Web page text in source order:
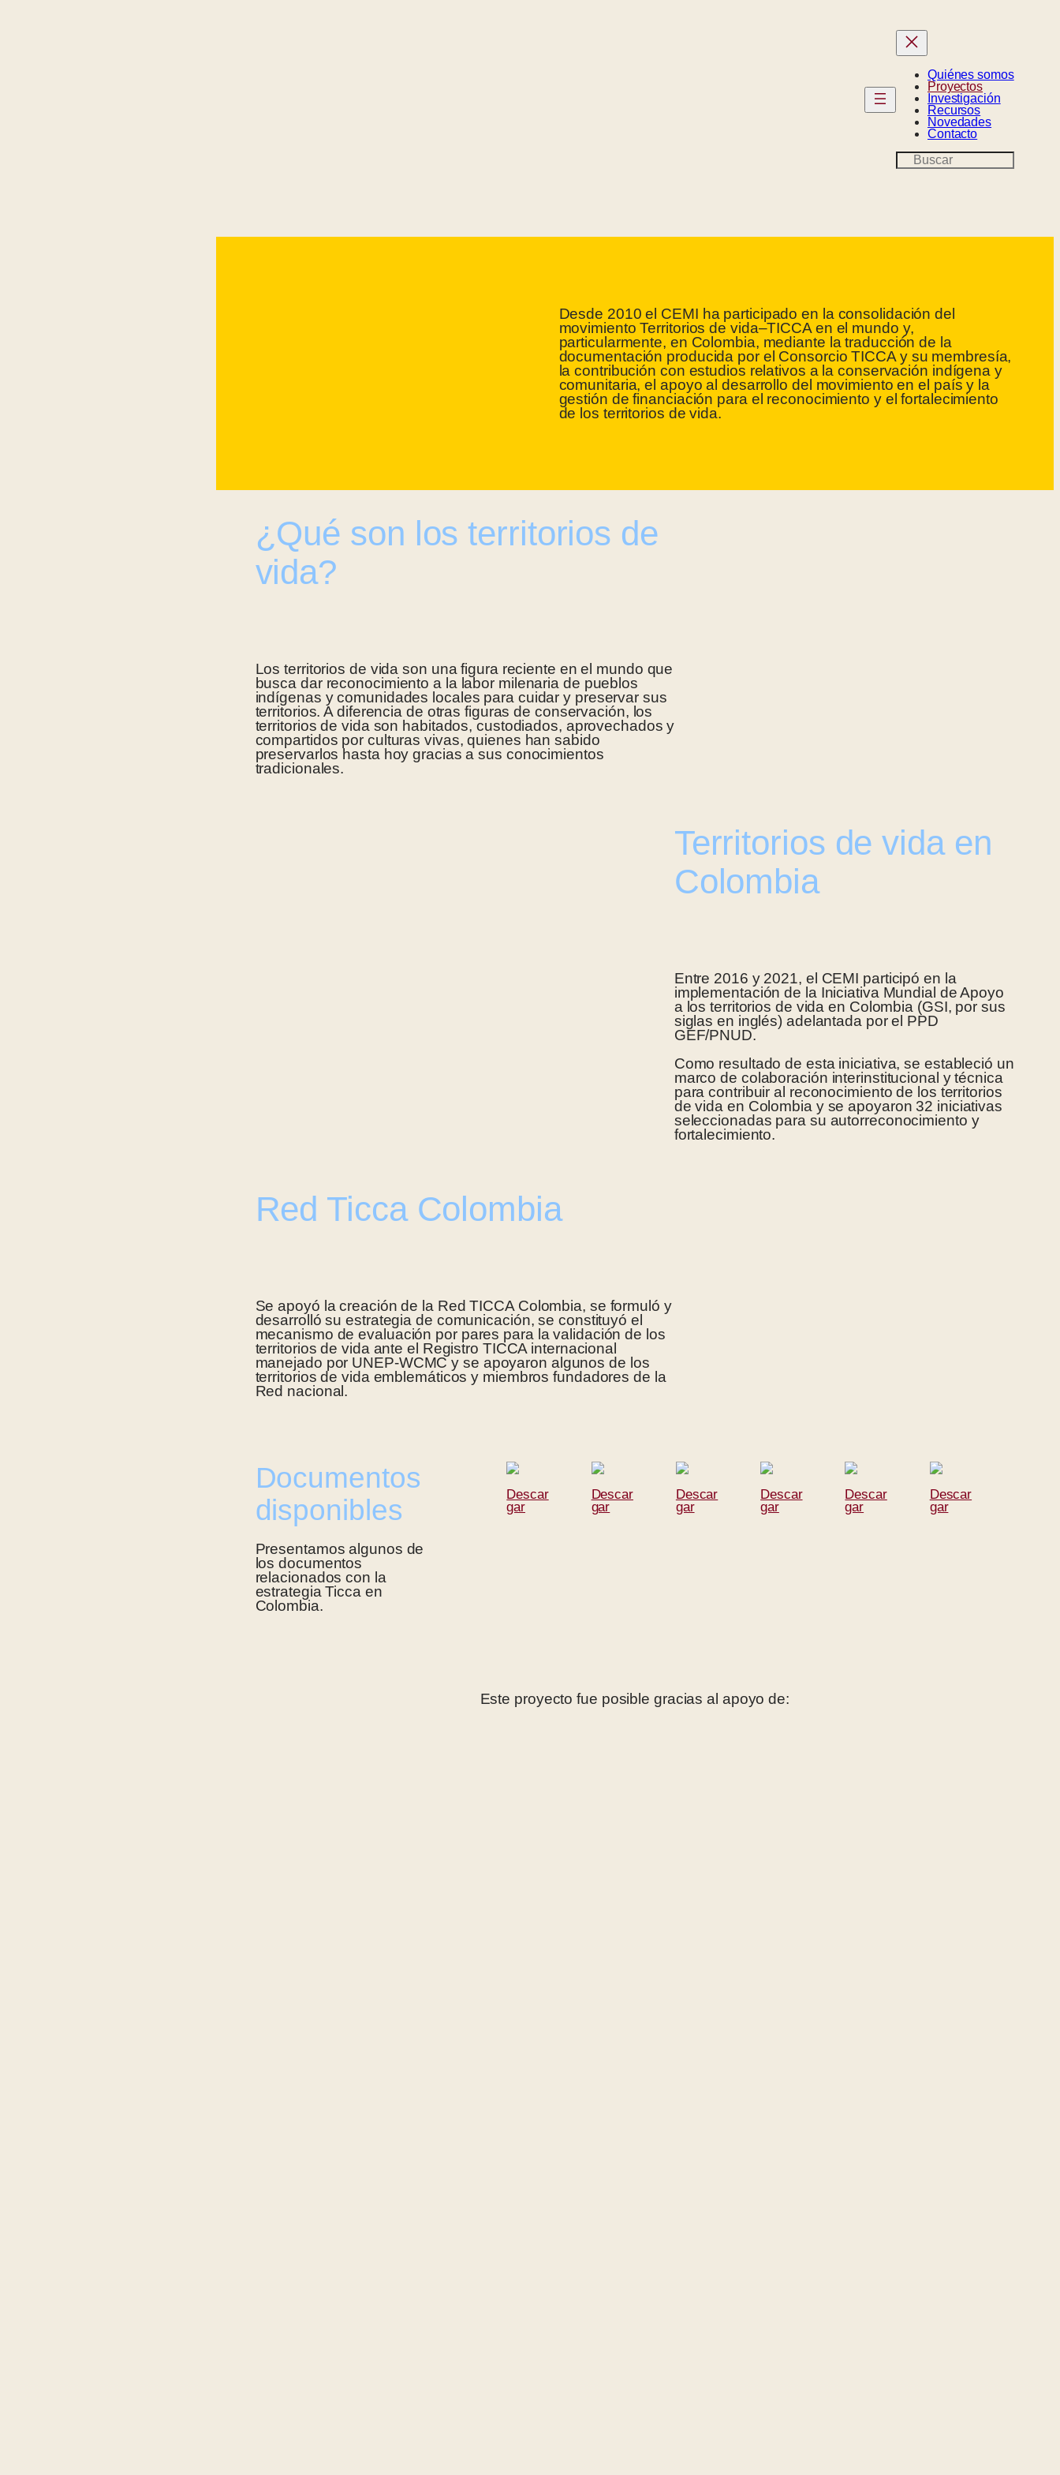
Quiénes somos
Proyectos
Investigación
Recursos
Novedades
Contacto
B
u
Desde 2010 el CEMI ha participado en la consolidación del
movimiento Territorios de vida–TICCA en el mundo y,
particularmente, en Colombia, mediante la traducción de la
documentación producida por el Consorcio TICCA y su membresía,
la contribución con estudios relativos a la conservación indígena y
comunitaria, el apoyo al desarrollo del movimiento en el país y la
gestión de financiación para el reconocimiento y el fortalecimiento
de los territorios de vida.
¿Qué son los territorios de
vida?
Los territorios de vida son una figura reciente en el mundo que
busca dar reconocimiento a la labor milenaria de pueblos
indígenas y comunidades locales para cuidar y preservar sus
territorios. A diferencia de otras figuras de conservación, los
territorios de vida son habitados, custodiados, aprovechados y
compartidos por culturas vivas, quienes han sabido
preservarlos hasta hoy gracias a sus conocimientos
tradicionales.
Territorios de vida en
Colombia
Entre 2016 y 2021, el CEMI participó en la
implementación de la Iniciativa Mundial de Apoyo
a los territorios de vida en Colombia (GSI, por sus
siglas en inglés) adelantada por el PPD
GEF/PNUD.
Como resultado de esta iniciativa, se estableció un
marco de colaboración interinstitucional y técnica
para contribuir al reconocimiento de los territorios
de vida en Colombia y se apoyaron 32 iniciativas
seleccionadas para su autorreconocimiento y
fortalecimiento.
Red Ticca Colombia
Se apoyó la creación de la Red TICCA Colombia, se formuló y
desarrolló su estrategia de comunicación, se constituyó el
mecanismo de evaluación por pares para la validación de los
territorios de vida ante el Registro TICCA internacional
manejado por UNEP-WCMC y se apoyaron algunos de los
territorios de vida emblemáticos y miembros fundadores de la
Red nacional.
Documentos
disponibles
Presentamos algunos de
los documentos
relacionados con la
estrategia Ticca en
Colombia.
Descar
gar
Descar
gar
Descar
gar
Descar
gar
Descar
gar
Descar
gar
Este proyecto fue posible gracias al apoyo de: